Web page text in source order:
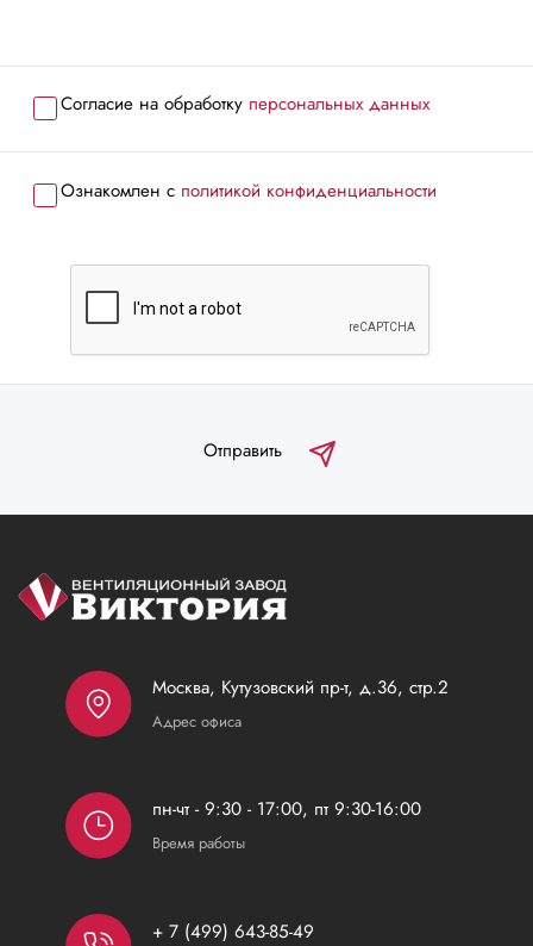
Согласие на обработку персональных данных
Ознакомлен с политикой конфиденциальности
Отправить
Москва, Кутузовский пр-т, д.36, стр.2
Адрес офиса
пн-чт - 9:30 - 17:00, пт 9:30-16:00
Время работы
+ 7 (499) 643-85-49